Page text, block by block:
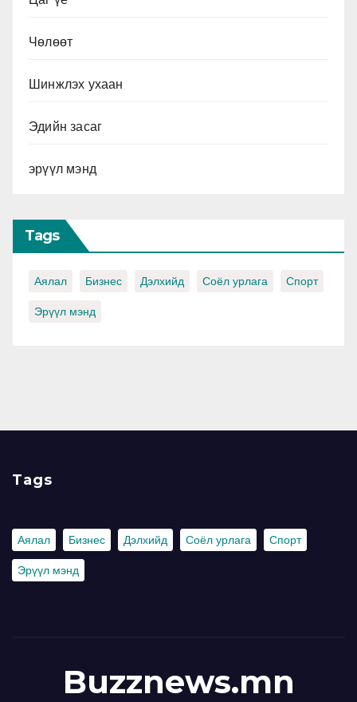
Чөлөөт
Шинжлэх ухаан
Эдийн засаг
эрүүл мэнд
Tags
Аялал Бизнес Дэлхийд Соёл урлага Спорт
Эрүүл мэнд
Tags
Аялал Бизнес Дэлхийд Соёл урлага Спорт
Эрүүл мэнд
Buzznews.mn